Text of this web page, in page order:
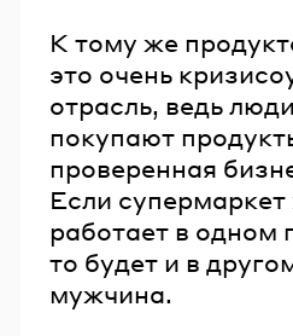
К тому же
это очень
отрасль, ведь
покупают
проверенная
Если
работает в одном
то будет и в
мужчина.